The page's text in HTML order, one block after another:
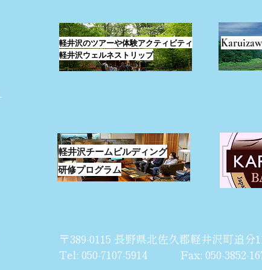
軽井沢のツアーや体験アクティビティ
軽井沢ウェルネストリップ
軽井沢チームビルディング
研修プログラム
〒389-0115 長野県北佐久郡軽井沢町追分
Tel: 050-7107-5914 Fax: 050-3852-